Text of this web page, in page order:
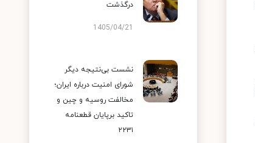
درگذشت
1405/04/21
نشست بی‌نتیجه دیگر
شورای امنیت درباره ایران؛
مخالفت روسیه و چین و
تاکید برپایان قطعنامه
۲۲۳۱